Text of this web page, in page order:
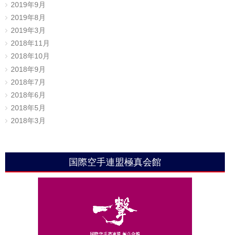
2019年9月
2019年8月
2019年3月
2018年11月
2018年10月
2018年9月
2018年7月
2018年6月
2018年5月
2018年3月
国際空手連盟極真会館